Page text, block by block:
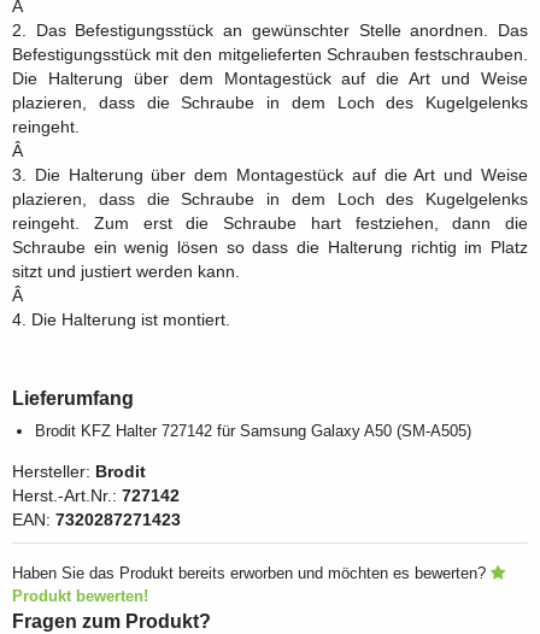
Â
2. Das Befestigungsstück an gewünschter Stelle anordnen. Das
Befestigungsstück mit den mitgelieferten Schrauben festschrauben.
Die Halterung über dem Montagestück auf die Art und Weise
plazieren, dass die Schraube in dem Loch des Kugelgelenks
reingeht.
Â
3. Die Halterung über dem Montagestück auf die Art und Weise
plazieren, dass die Schraube in dem Loch des Kugelgelenks
reingeht. Zum erst die Schraube hart festziehen, dann die
Schraube ein wenig lösen so dass die Halterung richtig im Platz
sitzt und justiert werden kann.
Â
4. Die Halterung ist montiert.
Lieferumfang
Brodit KFZ Halter 727142 für Samsung Galaxy A50 (SM-A505)
Hersteller: Brodit
Herst.-Art.Nr.: 727142
EAN: 7320287271423
Haben Sie das Produkt bereits erworben und möchten es bewerten?
Produkt bewerten!
Fragen zum Produkt?